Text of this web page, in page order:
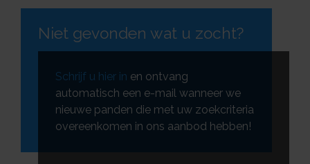
Niet gevonden wat u zocht?
Schrijf u hier in en ontvang
automatisch een e-mail wanneer we
nieuwe panden die met uw zoekcriteria
overeenkomen in ons aanbod hebben!